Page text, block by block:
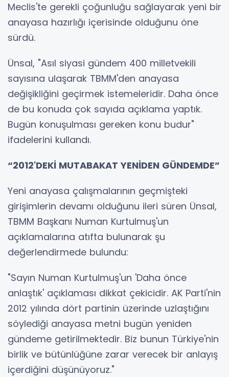
Meclis'te gerekli çoğunluğu sağlayarak yeni bir
anayasa hazırlığı içerisinde olduğunu öne
sürdü.
Ünsal, "Asıl siyasi gündem 400 milletvekili
sayısına ulaşarak TBMM'den anayasa
değişikliğini geçirmek istemeleridir. Daha önce
de bu konuda çok sayıda açıklama yaptık.
Bugün konuşulması gereken konu budur"
ifadelerini kullandı.
“2012'DEKİ MUTABAKAT YENİDEN GÜNDEMDE”
Yeni anayasa çalışmalarının geçmişteki
girişimlerin devamı olduğunu ileri süren Ünsal,
TBMM Başkanı Numan Kurtulmuş'un
açıklamalarına atıfta bulunarak şu
değerlendirmede bulundu:
"Sayın Numan Kurtulmuş'un 'Daha önce
anlaştık' açıklaması dikkat çekicidir. AK Parti'nin
2012 yılında dört partinin üzerinde uzlaştığını
söylediği anayasa metni bugün yeniden
gündeme getirilmektedir. Biz bunun Türkiye'nin
birlik ve bütünlüğüne zarar verecek bir anlayış
içerdiğini düşünüyoruz."